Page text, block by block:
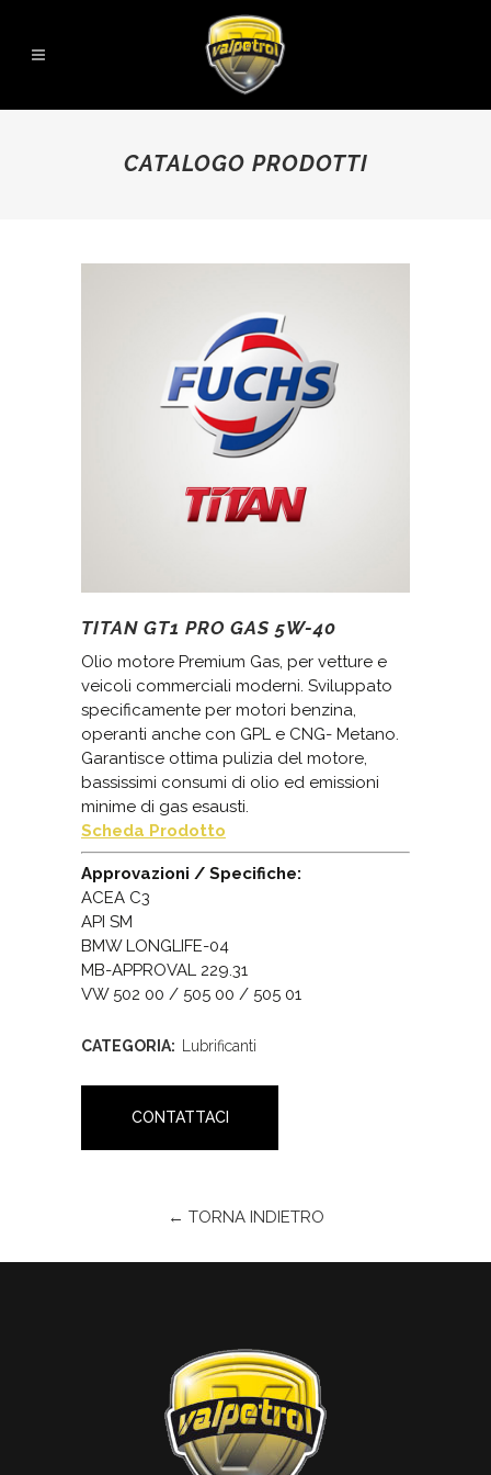
CATALOGO PRODOTTI
TITAN GT1 PRO GAS 5W-40
Olio motore Premium Gas, per vetture e
veicoli commerciali moderni. Sviluppato
specificamente per motori benzina,
operanti anche con GPL e CNG- Metano.
Garantisce ottima pulizia del motore,
bassissimi consumi di olio ed emissioni
minime di gas esausti.
Scheda Prodotto
Approvazioni / Specifiche:
ACEA C3
API SM
BMW LONGLIFE-04
MB-APPROVAL 229.31
VW 502 00 / 505 00 / 505 01
CATEGORIA: Lubrificanti
CONTATTACI
← TORNA INDIETRO